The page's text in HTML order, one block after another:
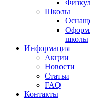
Школы
школы
Информация
Акции
Новости
Статьи
FAQ
Контакты